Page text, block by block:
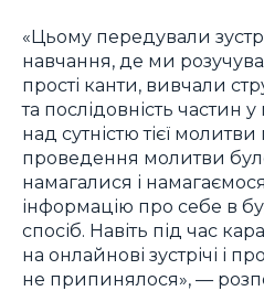
«Цьому передували
навчання, де ми
прості канти, вивчали
та послідовність частин
над сутністю тієї
проведення молитви
намагалися і
інформацію про себе в
спосіб. Навіть під час
на онлайнові зустрічі і
не припинялося», —